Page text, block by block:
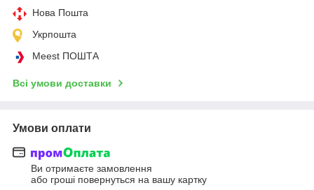
Нова Пошта
Укрпошта
Meest ПОШТА
Всі умови доставки
Умови оплати
Ви отримаєте замовлення
або гроші повернуться на вашу картку